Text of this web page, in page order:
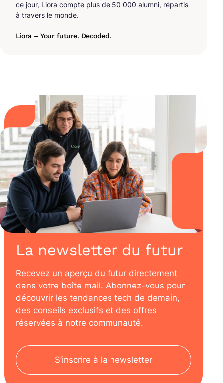
ce jour, Liora compte plus de 50 000 alumni, répartis
à travers le monde.
Liora – Your future. Decoded.
La newsletter du futur
Recevez un aperçu du futur directement
dans votre boîte mail. Abonnez-vous pour
découvrir les tendances tech de demain,
des conseils exclusifs et des offres
réservées à notre communauté.
S’inscrire à la newsletter